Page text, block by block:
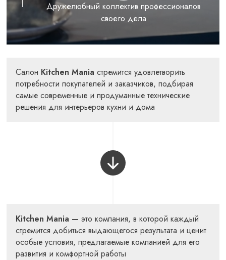
Дружелюбный коллектив профессионалов
своего дела
Салон Kitchen Mania стремится удовлетворить
потребности покупателей и заказчиков, подбирая
самые современные и продуманные технические
решения для интерьеров кухни и дома
Kitchen Mania — это компания, в которой каждый
стремится добиться выдающегося результата и ценит
особые условия, предлагаемые компанией для его
развития и комфортной работы